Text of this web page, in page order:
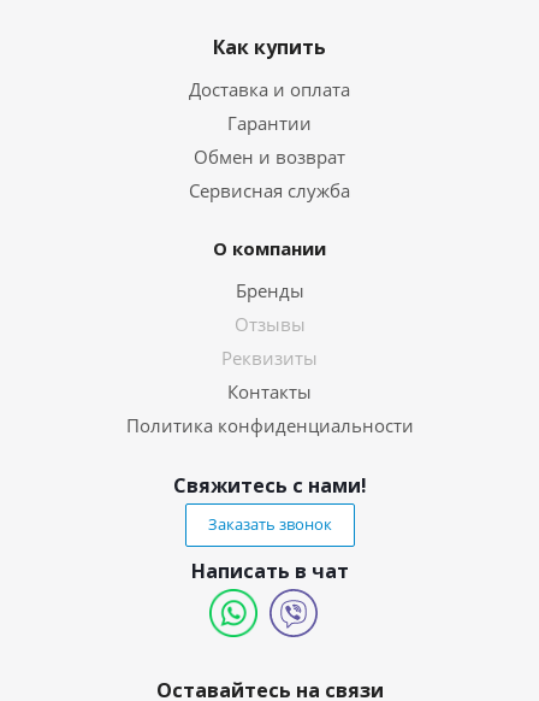
Как купить
Доставка и оплата
Гарантии
Обмен и возврат
Сервисная служба
О компании
Бренды
Отзывы
Реквизиты
Контакты
Политика конфиденциальности
Свяжитесь с нами!
Заказать звонок
Написать в чат
Оставайтесь на связи